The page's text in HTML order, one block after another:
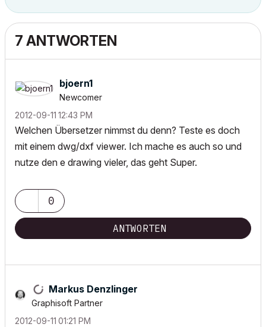
7 ANTWORTEN
bjoern1
Newcomer
‎2012-09-11 12:43 PM
Welchen Übersetzer nimmst du denn? Teste es doch
mit einem dwg/dxf viewer. Ich mache es auch so und
nutze den e drawing vieler, das geht Super.
0
ANTWORTEN
Markus Denzlinger
Graphisoft Partner
‎2012-09-11 01:21 PM